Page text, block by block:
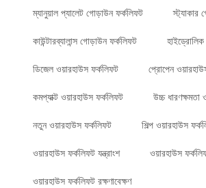
ম্যানুয়াল প্যালেট গোড়াউন ফর্কলিফট স্ট্যাকার
কাউন্টারব্যালান্স গোড়াউন ফর্কলিফট
ডিজেল ওয়ারহাউস ফর্কলিফট প্রোপেন
কমপ্যাক্ট ওয়ারহাউস ফর্কলিফট উচ্চ ধারণক্ষমতা
নতুন ওয়ারহাউস ফর্কলিফট শিল্প ওয়ারহাউস
ওয়ারহাউস ফর্কলিফট যন্ত্রাংশ ওয়ারহাউস
ওয়ারহাউস ফর্কলিফট রক্ষণাবেক্ষণ